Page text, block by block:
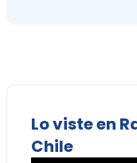
Lo viste en
Chile